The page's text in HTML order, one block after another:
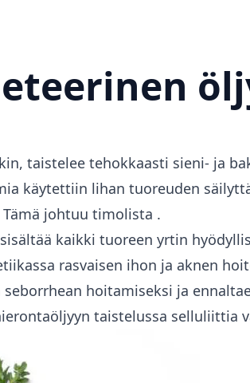
taistelee tehokkaasti sieni- ja
käytettiin lihan tuoreuden
johtuu timolista .
kaikki tuoreen yrtin
rasvaisen ihon ja aknen
hoitamiseksi ja
taistelussa selluliittia